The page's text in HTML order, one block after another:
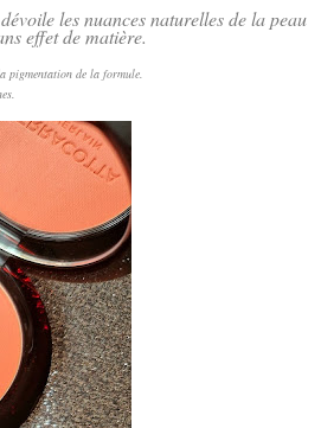
les nuances naturelles de la peau
effet de matière.
pigmentation de la formule.